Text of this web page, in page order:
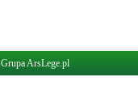
Grupa ArsLege.pl